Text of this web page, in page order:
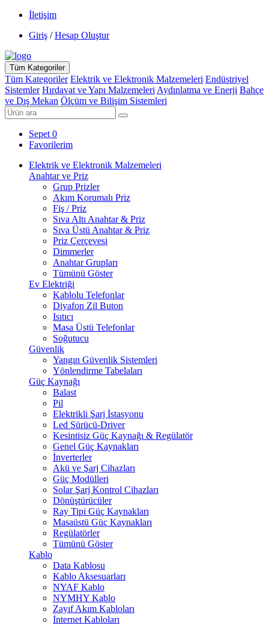
İletişim
Giriş / Hesap Oluştur
Tüm Kategoriler
Tüm Kategoriler Elektrik ve Elektronik Malzemeleri Endüstriyel
Sistemler Hırdavat ve Yapı Malzemeleri Aydınlatma ve Enerji Bahçe
ve Dış Mekan Ölçüm ve Bilişim Sistemleri
Sepet 0
Favorilerim
Elektrik ve Elektronik Malzemeleri
Anahtar ve Priz
Grup Prizler
Akım Korumalı Priz
Fiş / Priz
Sıva Altı Anahtar & Priz
Sıva Üstü Anahtar & Priz
Priz Çerçevesi
Dimmerler
Anahtar Grupları
Tümünü Göster
Ev Elektriği
Kablolu Telefonlar
Diyafon Zil Buton
Isıtıcı
Masa Üstü Telefonlar
Soğutucu
Güvenlik
Yangın Güvenlik Sistemleri
Yönlendirme Tabelaları
Güç Kaynağı
Balast
Pil
Elektrikli Şarj İstasyonu
Led Sürücü-Driver
Kesintisiz Güç Kaynağı & Regülatör
Genel Güç Kaynakları
İnverterler
Akü ve Şarj Cihazları
Güç Modülleri
Solar Şarj Kontrol Cihazları
Dönüştürücüler
Ray Tipi Güç Kaynakları
Masaüstü Güç Kaynakları
Regülatörler
Tümünü Göster
Kablo
Data Kablosu
Kablo Aksesuarları
NYAF Kablo
NYMHY Kablo
Zayıf Akım Kabloları
İnternet Kabloları